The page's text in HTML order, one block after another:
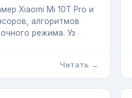
Xiaomi Mi 10T Pro и
алгоритмов
режима. Уз
Читать →